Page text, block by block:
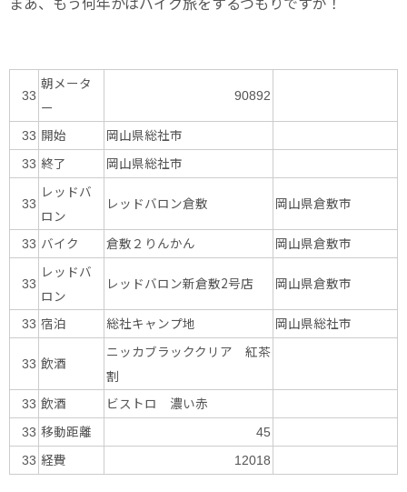
33
朝メータ
ー
90892
33 開始 岡山県総社市
33 終了 岡山県総社市
33
レッドバ
ロン
レッドバロン倉敷 岡山県倉敷市
33 バイク 倉敷２りんかん 岡山県倉敷市
33
レッドバ
ロン
レッドバロン新倉敷2号店 岡山県倉敷市
33 宿泊 総社キャンプ地 岡山県総社市
33 飲酒
ニッカブラッククリア 紅茶
割
33 飲酒 ビストロ 濃い赤
33 移動距離 45
33 経費 12018